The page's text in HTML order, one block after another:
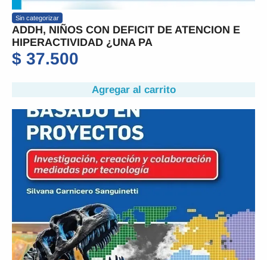
Sin categorizar
ADDH, NIÑOS CON DEFICIT DE ATENCION E
HIPERACTIVIDAD ¿UNA PA
$ 37.500
Agregar al carrito